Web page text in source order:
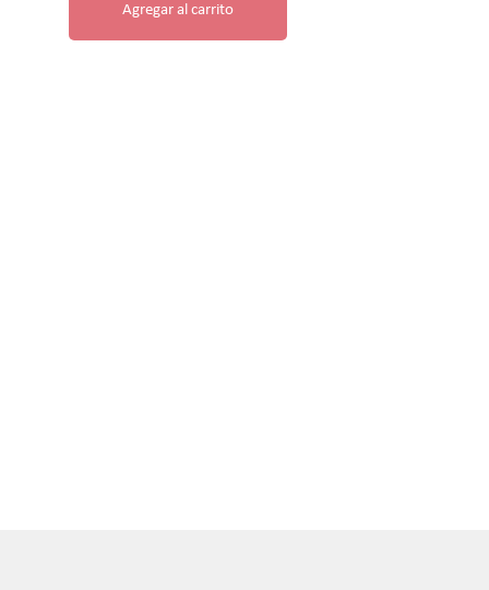
Agregar al carrito